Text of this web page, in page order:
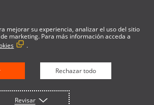
mejorar su experiencia, analizar el uso del sitio
marketing. Para más información acceda a
.
Rechazar todo
Revisar